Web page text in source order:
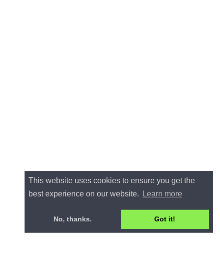
This website uses cookies to ensure you get the
best experience on our website.
Learn more
No, thanks. Got it!